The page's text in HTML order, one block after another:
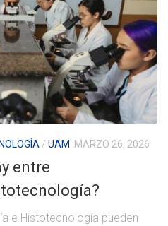
/ UAM MARZO 26, 2026
entre
e Histotecnología pueden